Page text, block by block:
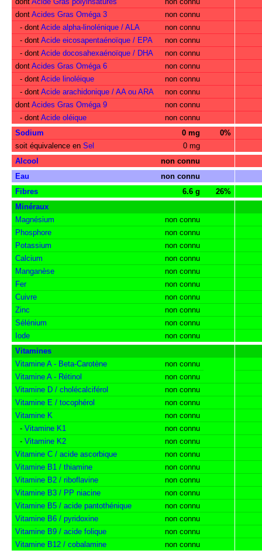
dont Acides Gras Oméga 3
non connu
- dont Acide alpha-linolénique / ALA
non connu
- dont Acide eicosapentaénoïque / EPA
non connu
- dont Acide docosahexaénoïque / DHA
non connu
dont Acides Gras Oméga 6
non connu
- dont Acide linoléique
non connu
- dont Acide arachidonique / AA ou ARA
non connu
dont Acides Gras Oméga 9
non connu
- dont Acide oléique
non connu
Sodium
0 mg
0%
soit équivalence en Sel
0 mg
Alcool
non connu
Eau
non connu
Fibres
6.6 g
26%
Minéraux
Magnésium
non connu
Phosphore
non connu
Potassium
non connu
Calcium
non connu
Manganèse
non connu
Fer
non connu
Cuivre
non connu
Zinc
non connu
Sélénium
non connu
Iode
non connu
Vitamines
Vitamine A - Beta-Carotène
non connu
Vitamine A - Rétinol
non connu
Vitamine D / cholécalciférol
non connu
Vitamine E / tocophérol
non connu
Vitamine K
non connu
- Vitamine K1
non connu
- Vitamine K2
non connu
Vitamine C / acide ascorbique
non connu
Vitamine B1 / thiamine
non connu
Vitamine B2 / riboflavine
non connu
Vitamine B3 / PP niacine
non connu
Vitamine B5 / acide pantothénique
non connu
Vitamine B6 / pyridoxine
non connu
Vitamine B9 / acide folique
non connu
Vitamine B12 / cobalamine
non connu